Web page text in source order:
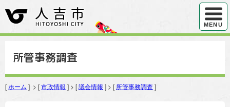
ハンバ
MENU
所管事務調査
[ ホーム ] > [市政情報 ] > [議会情報 ] > [ 所管事務調査 ]